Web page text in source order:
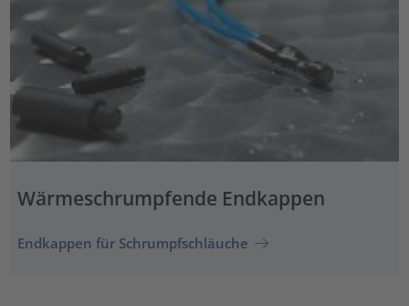
Wärmeschrumpfende Endkappen
Endkappen für Schrumpfschläuche